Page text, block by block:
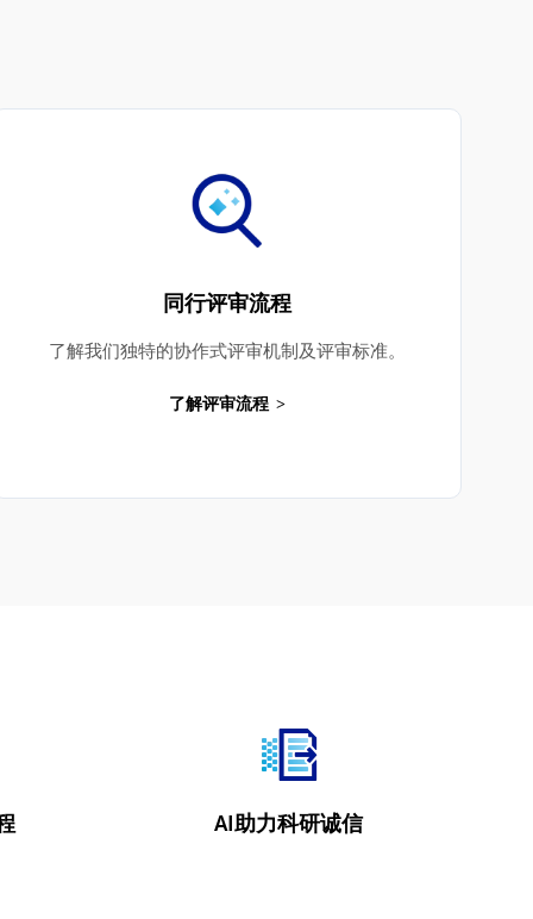
同行评审流程
了解我们独特的协作式评审机制及评审标准。
了解评审流程
AI助力科研诚信